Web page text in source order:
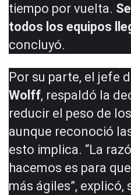
tiempo por vuelta.
todos los equipos
concluyó.
Por su parte, el jefe
Wolff, respaldó la
reducir el peso de
aunque reconoció
esto implica. “La
hacemos es para
más ágiles”, explicó,